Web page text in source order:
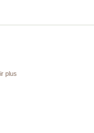
plus